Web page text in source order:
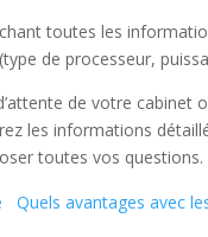
toutes les
de processeur,
de votre
les informations
toutes vos questions.
Quels avantages avec